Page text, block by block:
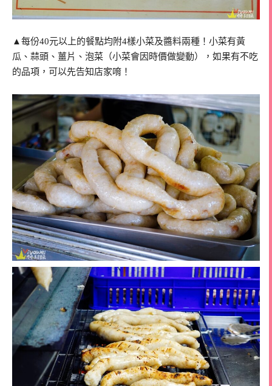
▲每份40元以上的餐點均附4樣小菜及醬料兩種！小菜有黃
瓜、蒜頭、薑片、泡菜（小菜會因時價做變動），如果有不吃
的品項，可以先告知店家唷！